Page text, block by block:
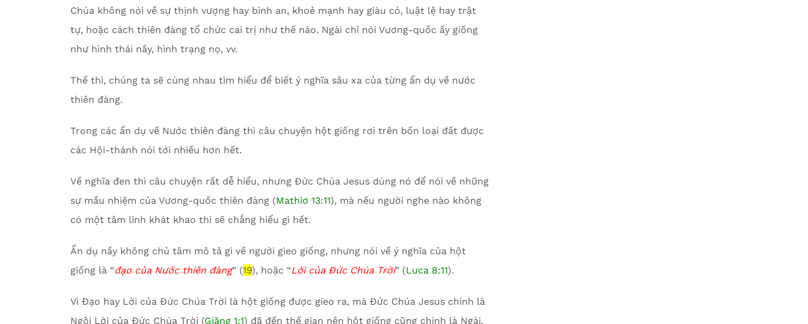
Chúa không nói về sự thịnh vượng hay bình an, khoẻ mạnh hay giàu có, luật lệ hay trật
tự, hoặc cách thiên đàng tổ chức cai trị như thế nào. Ngài chỉ nói Vương-quốc ấy giống
như hình thái nầy, hình trạng nọ, vv.
Thế thì, chúng ta sẽ cùng nhau tìm hiểu để biết ý nghĩa sâu xa của từng ẩn dụ về nước
thiên đàng.
Trong các ẩn dụ về Nước thiên đàng thì câu chuyện hột giống rơi trên bốn loại đất được
các Hội-thánh nói tới nhiều hơn hết.
Về nghĩa đen thì câu chuyện rất dễ hiểu, nhưng Đức Chúa Jesus dùng nó để nói về những
sự mầu nhiệm của Vương-quốc thiên đàng (Mathiơ 13:11), mà nếu người nghe nào không
có một tâm linh khát khao thì sẽ chẳng hiểu gì hết.
Ẩn dụ nầy không chủ tâm mô tả gì về người gieo giống, nhưng nói về ý nghĩa của hột
giống là “đạo của Nước thiên đàng” (19), hoặc “Lời của Đức Chúa Trời” (Luca 8:11).
Vì Đạo hay Lời của Đức Chúa Trời là hột giống được gieo ra, mà Đức Chúa Jesus chính là
Ngôi Lời của Đức Chúa Trời (Giăng 1:1) đã đến thế gian nên hột giống cũng chính là Ngài.